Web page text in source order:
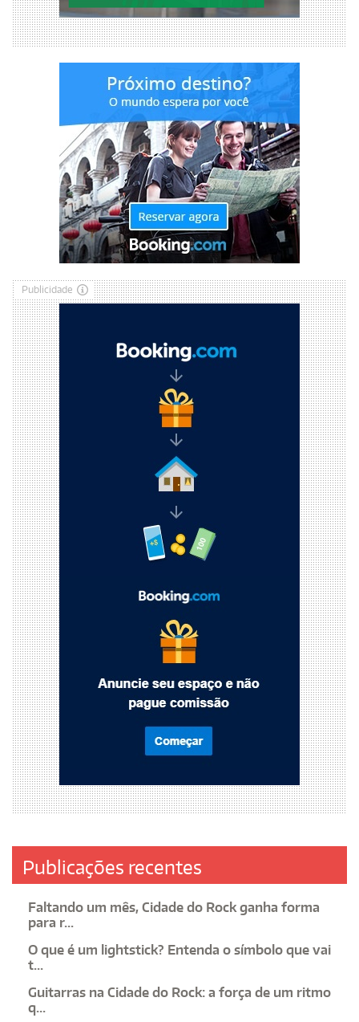
Publicidade
Publicações recentes
Faltando um mês, Cidade do Rock ganha forma
para r...
O que é um lightstick? Entenda o símbolo que vai
t...
Guitarras na Cidade do Rock: a força de um ritmo
q...